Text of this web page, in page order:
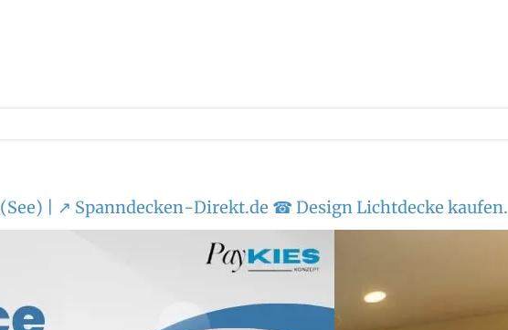
| ↗️ Spanndecken-Direkt.de ☎ Design Lichtdecke kaufen.